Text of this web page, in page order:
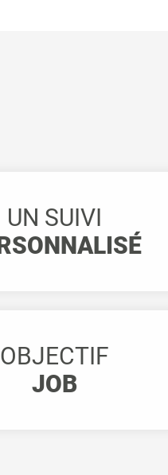
UN SUIVI
OBJECTIF
JOB